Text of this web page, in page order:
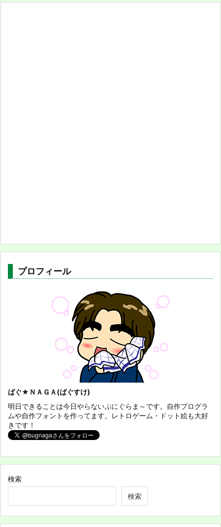
プロフィール
ばぐ★ＮＡＧＡ(ばぐすけ)
明日できることは今日やらないぷにぐらま～です。自作プログラ
ムや自作フォントを作ってます。レトロゲーム・ドット絵も大好
きです！
検索
検索